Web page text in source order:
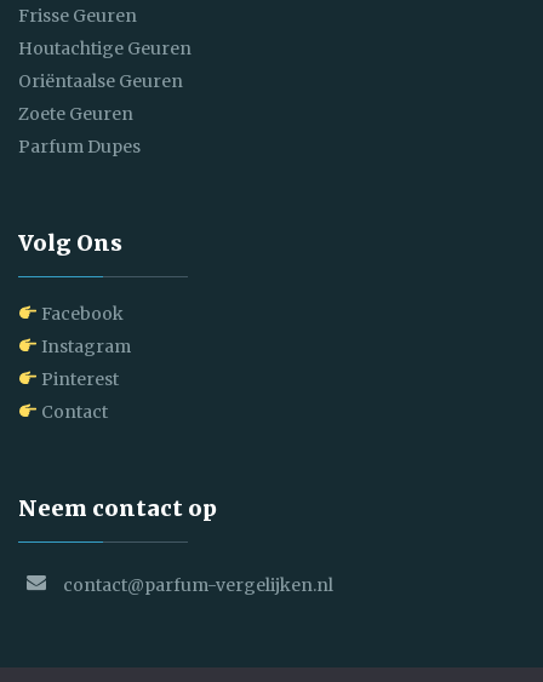
Frisse Geuren
Houtachtige Geuren
Oriëntaalse Geuren
Zoete Geuren
Parfum Dupes
Volg Ons
Facebook
Instagram
Pinterest
Contact
Neem contact op
contact@parfum-vergelijken.nl